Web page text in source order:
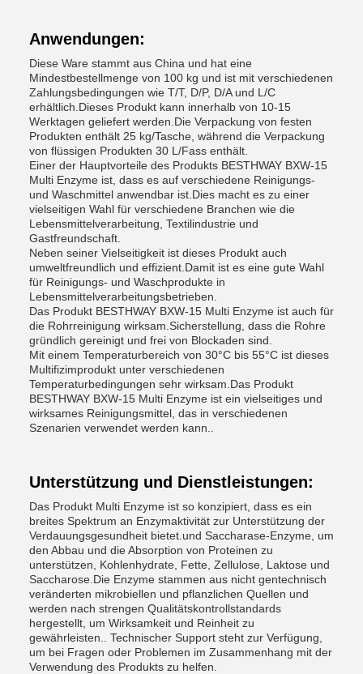
Anwendungen:
Diese Ware stammt aus China und hat eine
Mindestbestellmenge von 100 kg und ist mit verschiedenen
Zahlungsbedingungen wie T/T, D/P, D/A und L/C
erhältlich.Dieses Produkt kann innerhalb von 10-15
Werktagen geliefert werden.Die Verpackung von festen
Produkten enthält 25 kg/Tasche, während die Verpackung
von flüssigen Produkten 30 L/Fass enthält.
Einer der Hauptvorteile des Produkts BESTHWAY BXW-15
Multi Enzyme ist, dass es auf verschiedene Reinigungs-
und Waschmittel anwendbar ist.Dies macht es zu einer
vielseitigen Wahl für verschiedene Branchen wie die
Lebensmittelverarbeitung, Textilindustrie und
Gastfreundschaft.
Neben seiner Vielseitigkeit ist dieses Produkt auch
umweltfreundlich und effizient.Damit ist es eine gute Wahl
für Reinigungs- und Waschprodukte in
Lebensmittelverarbeitungsbetrieben.
Das Produkt BESTHWAY BXW-15 Multi Enzyme ist auch für
die Rohrreinigung wirksam.Sicherstellung, dass die Rohre
gründlich gereinigt und frei von Blockaden sind.
Mit einem Temperaturbereich von 30°C bis 55°C ist dieses
Multifizimprodukt unter verschiedenen
Temperaturbedingungen sehr wirksam.Das Produkt
BESTHWAY BXW-15 Multi Enzyme ist ein vielseitiges und
wirksames Reinigungsmittel, das in verschiedenen
Szenarien verwendet werden kann..
Unterstützung und Dienstleistungen:
Das Produkt Multi Enzyme ist so konzipiert, dass es ein
breites Spektrum an Enzymaktivität zur Unterstützung der
Verdauungsgesundheit bietet.und Saccharase-Enzyme, um
den Abbau und die Absorption von Proteinen zu
unterstützen, Kohlenhydrate, Fette, Zellulose, Laktose und
Saccharose.Die Enzyme stammen aus nicht gentechnisch
veränderten mikrobiellen und pflanzlichen Quellen und
werden nach strengen Qualitätskontrollstandards
hergestellt, um Wirksamkeit und Reinheit zu
gewährleisten.. Technischer Support steht zur Verfügung,
um bei Fragen oder Problemen im Zusammenhang mit der
Verwendung des Produkts zu helfen.